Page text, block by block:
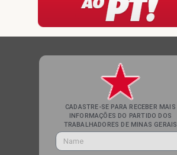
CADASTRE-SE PARA RECEBER MAIS
INFORMAÇÕES DO PARTIDO DOS
TRABALHADORES DE MINAS GERAIS